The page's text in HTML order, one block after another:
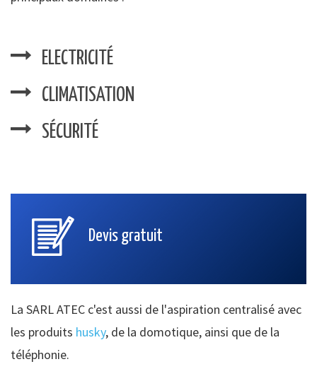
ELECTRICITÉ
CLIMATISATION
SÉCURITÉ
Devis gratuit
La SARL ATEC c'est aussi de l'aspiration centralisé avec
les produits husky, de la domotique, ainsi que de la
téléphonie.